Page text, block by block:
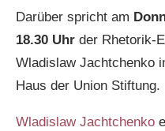
Darüber spricht am
18.30 Uhr der Rhetorik-
Wladislaw Jachtchenko
Haus der Union Stiftung.
Wladislaw Jachtchenko